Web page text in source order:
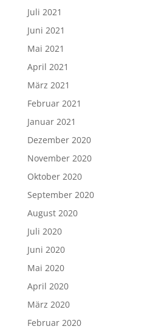
Juli 2021
Juni 2021
Mai 2021
April 2021
März 2021
Februar 2021
Januar 2021
Dezember 2020
November 2020
Oktober 2020
September 2020
August 2020
Juli 2020
Juni 2020
Mai 2020
April 2020
März 2020
Februar 2020